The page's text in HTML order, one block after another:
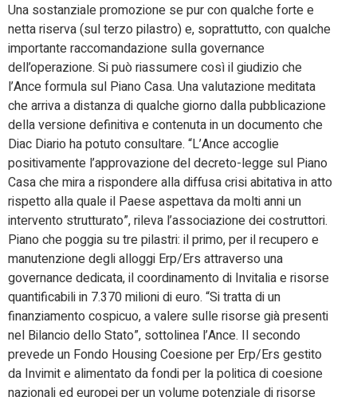
Una sostanziale promozione se pur con qualche forte e
netta riserva (sul terzo pilastro) e, soprattutto, con qualche
importante raccomandazione sulla governance
dell’operazione. Si può riassumere così il giudizio che
l’Ance formula sul Piano Casa. Una valutazione meditata
che arriva a distanza di qualche giorno dalla pubblicazione
della versione definitiva e contenuta in un documento che
Diac Diario ha potuto consultare. “L’Ance accoglie
positivamente l’approvazione del decreto-legge sul Piano
Casa che mira a rispondere alla diffusa crisi abitativa in atto
rispetto alla quale il Paese aspettava da molti anni un
intervento strutturato”, rileva l’associazione dei costruttori.
Piano che poggia su tre pilastri: il primo, per il recupero e
manutenzione degli alloggi Erp/Ers attraverso una
governance dedicata, il coordinamento di Invitalia e risorse
quantificabili in 7.370 milioni di euro. “Si tratta di un
finanziamento cospicuo, a valere sulle risorse già presenti
nel Bilancio dello Stato”, sottolinea l’Ance. Il secondo
prevede un Fondo Housing Coesione per Erp/Ers gestito
da Invimit e alimentato da fondi per la politica di coesione